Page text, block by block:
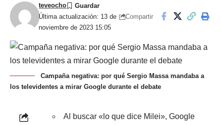
Última actualización: 13 de
noviembre de 2023 15:05
teveocho
Compartir
Campaña negativa: por qué Sergio Massa mandaba a
los televidentes a mirar Google durante el debate
Al buscar «lo que dice Milei», Google